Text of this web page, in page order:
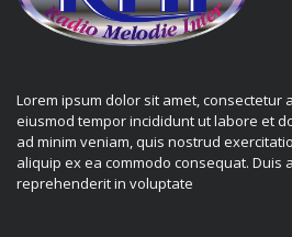
Lorem ipsum dolor sit amet, consectetur
eiusmod tempor incididunt ut labore et
ad minim veniam, quis nostrud
aliquip ex ea commodo consequat. Duis
reprehenderit in voluptate